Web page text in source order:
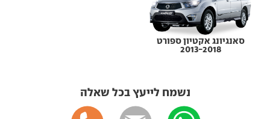
סאנגיונג אקטיון ספורט
2013-2018
נשמח לייעץ בכל שאלה